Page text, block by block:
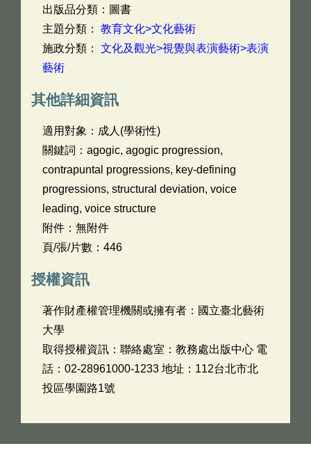
出版品分類：圖書
主題分類： 教育文化>文化藝術
施政分類： 文化及觀光>視覺與表演藝術>表演
藝術
其他詳細資訊
適用對象：成人(學術性)
關鍵詞：agogic, agogic progression,
contrapuntal progressions, key-defining
progressions, structural deviation, voice
leading, voice structure
附件：無附件
頁/張/片數：446
授權資訊
著作財產權管理機關或擁有者：國立臺北藝術
大學
取得授權資訊：聯絡處室：教務處出版中心 電
話：02-28961000-1233 地址：112台北市北
投區學園路1號